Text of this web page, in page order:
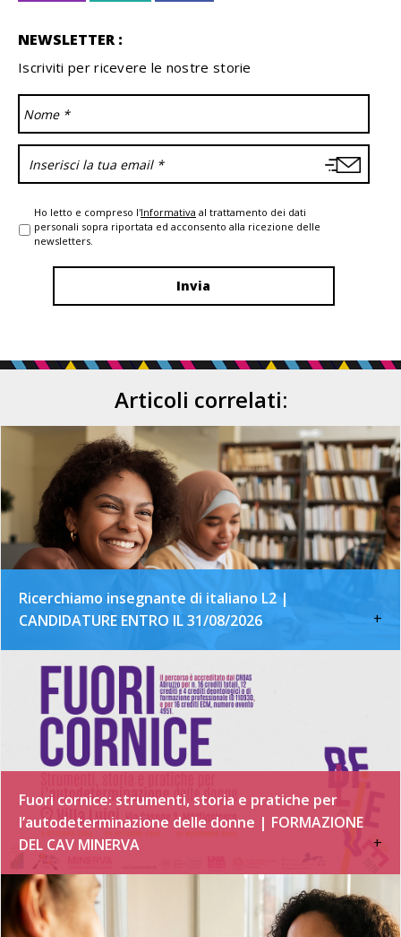
NEWSLETTER :
Iscriviti per ricevere le nostre storie
Ho letto e compreso l'Informativa al trattamento dei dati
personali sopra riportata ed acconsento alla ricezione delle
newsletters.
Articoli correlati:
Ricerchiamo insegnante di italiano L2 |
CANDIDATURE ENTRO IL 31/08/2026
+
Fuori cornice: strumenti, storia e pratiche per
l’autodeterminazione delle donne | FORMAZIONE
DEL CAV MINERVA
+